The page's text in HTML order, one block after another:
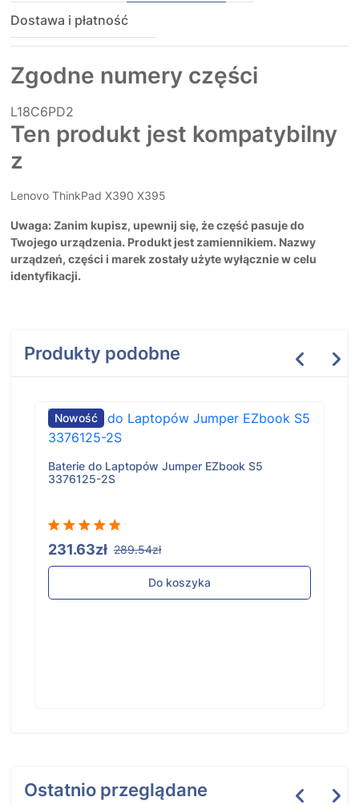
Dostawa i płatność
Zgodne numery części
L18C6PD2
Ten produkt jest kompatybilny
z
Lenovo ThinkPad X390 X395
Uwaga: Zanim kupisz, upewnij się, że część pasuje do
Twojego urządzenia. Produkt jest zamiennikiem. Nazwy
urządzeń, części i marek zostały użyte wyłącznie w celu
identyfikacji.
Produkty podobne
Nowość
Baterie do Laptopów Jumper EZbook S5
3376125-2S
231.63zł 289.54zł
Do koszyka
Ostatnio przeglądane